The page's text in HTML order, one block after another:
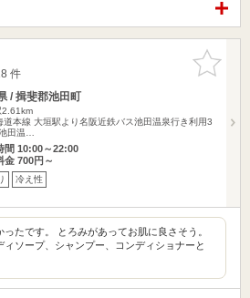
お気に入
りに追加
件
/ 揖斐郡池田町
2.61km
道本線 大垣駅より名阪近鉄バス池田温泉行き利用3
田温…
間 10:00～22:00
金 700円～
冷え性
ったです。 とろみがあってお肌に良さそう。
ィソープ、シャンプー、コンディショナーと